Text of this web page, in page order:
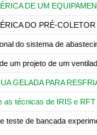
DE UM
DO PRÉ-
do sistema de
um projeto de um
GELADA PARA
as técnicas de IRIS e
teste de bancada